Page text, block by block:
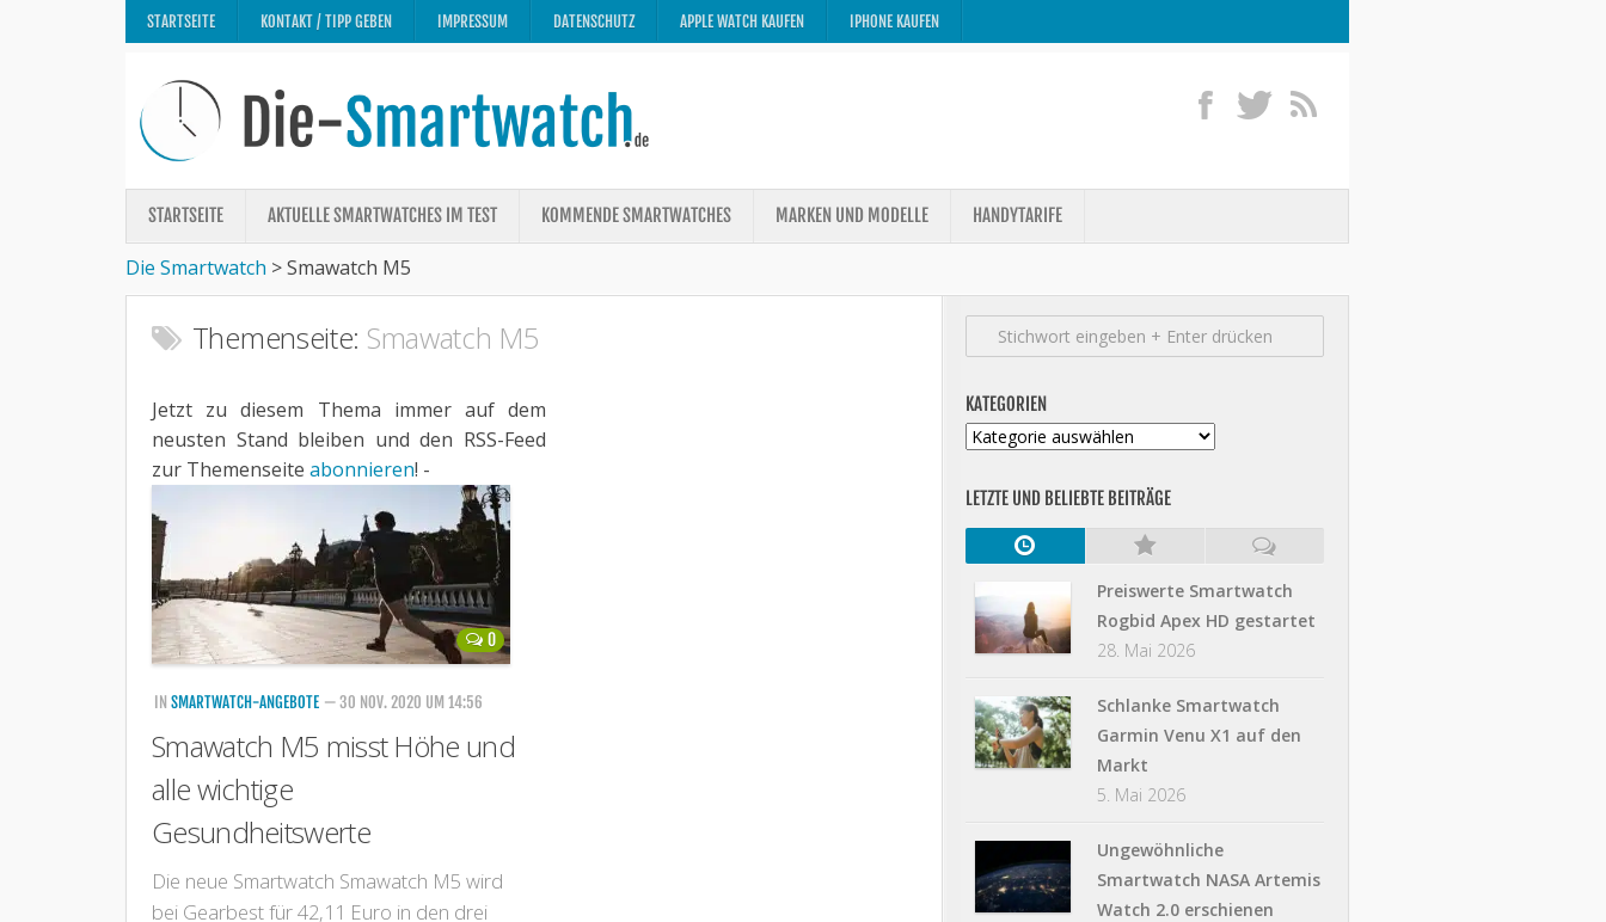
STARTSEITE KONTAKT / TIPP GEBEN IMPRESSUM DATENSCHUTZ APPLE WATCH KAUFEN IPHONE KAUFEN
STARTSEITE AKTUELLE SMARTWATCHES IM TEST KOMMENDE SMARTWATCHES MARKEN UND MODELLE HANDYTARIFE
Die Smartwatch >Smawatch M5
Themenseite: Smawatch M5
Jetzt zu diesem Thema immer auf dem
neusten Stand bleiben und den RSS-Feed
zur Themenseite abonnieren! -
0
IN SMARTWATCH-ANGEBOTE — 30 NOV. 2020 UM 14:56
Smawatch M5 misst Höhe und
alle wichtige
Gesundheitswerte
Die neue Smartwatch Smawatch M5 wird
bei Gearbest für 42,11 Euro in den drei
KATEGORIEN
Kategorien
LETZTE UND BELIEBTE BEITRÄGE
Preiswerte Smartwatch
Rogbid Apex HD gestartet
28. Mai 2026
Schlanke Smartwatch
Garmin Venu X1 auf den
Markt
5. Mai 2026
Ungewöhnliche
Smartwatch NASA Artemis
Watch 2.0 erschienen